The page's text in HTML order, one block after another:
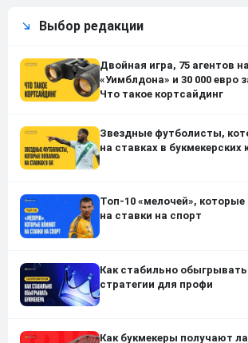
Выбор редакции
Двойная игра, 75 агентов
«Уимблдона» и 30 000 евро
Что такое кортсайдинг
Звездные футболисты,
на ставках в букмекерских
Топ-10 «мелочей»,
на ставки на спорт
Как стабильно обыгрывать
стратегии для профи
Как букмекеры получают